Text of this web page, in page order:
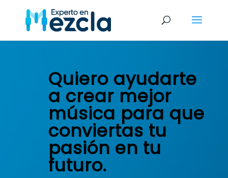
Quiero ayudarte
a crear mejor
música para que
conviertas tu
pasión en tu
futuro.